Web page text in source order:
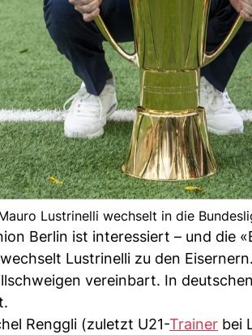
Lustrinelli wechselt in die
Berlin ist interessiert – und die
Lustrinelli zu den
vereinbart. In
Renggli (zuletzt U21-Trainer bei